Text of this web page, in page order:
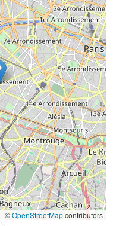
| ©OpenStreetMapcontributors